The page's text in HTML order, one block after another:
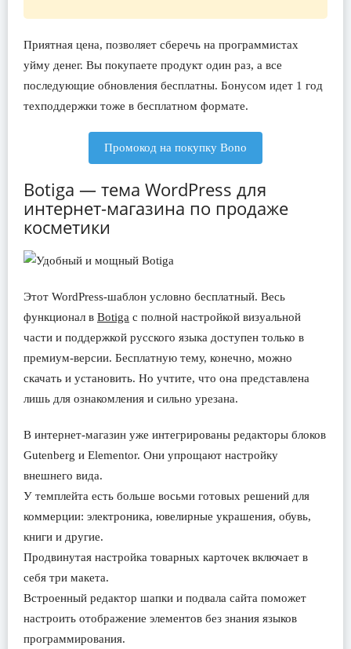
Приятная цена, позволяет сберечь на программистах
уйму денег. Вы покупаете продукт один раз, а все
последующие обновления бесплатны. Бонусом идет 1 год
техподдержки тоже в бесплатном формате.
Промокод на покупку Bono
Botiga — тема WordPress для
интернет-магазина по продаже
косметики
Этот WordPress-шаблон условно бесплатный. Весь
функционал в Botiga с полной настройкой визуальной
части и поддержкой русского языка доступен только в
премиум-версии. Бесплатную тему, конечно, можно
скачать и установить. Но учтите, что она представлена
лишь для ознакомления и сильно урезана.
В интернет-магазин уже интегрированы редакторы блоков
Gutenberg и Elementor. Они упрощают настройку
внешнего вида.
У темплейта есть больше восьми готовых решений для
коммерции: электроника, ювелирные украшения, обувь,
книги и другие.
Продвинутая настройка товарных карточек включает в
себя три макета.
Встроенный редактор шапки и подвала сайта поможет
настроить отображение элементов без знания языков
программирования.